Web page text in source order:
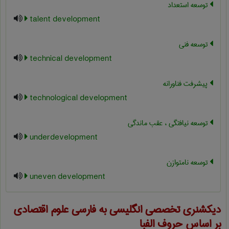
توسعه استعداد
talent development
توسعه فنی
technical development
پیشرفت فناورانه
technological development
توسعه نیافتگی ، عقب ماندگی
underdevelopment
توسعه نامتوازن
uneven development
دیکشنری تخصصی انگلیسی به فارسیعلوم اقتصادی
بر اساس حروف الفبا